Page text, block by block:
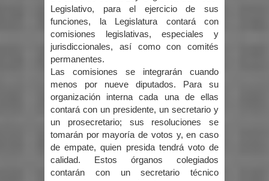
Legislativo, para el ejercicio de sus
funciones, la Legislatura contará con
comisiones legislativas, especiales y
jurisdiccionales, así como con comités
permanentes.
Las comisiones se integrarán cuando
menos por nueve diputados. Para su
organización interna cada una de ellas
contará con un presidente, un secretario y
un prosecretario; sus resoluciones se
tomarán por mayoría de votos y, en caso
de empate, quien presida tendrá voto de
calidad. Estos órganos colegiados
contarán con un secretario técnico